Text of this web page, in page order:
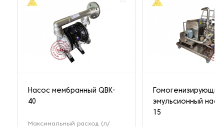
Насос мембранный QBK-
40
Максимальный расход (л/
Гомогенизирующий
эмульсионный
15